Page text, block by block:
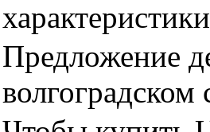
Предложение
волгоградском